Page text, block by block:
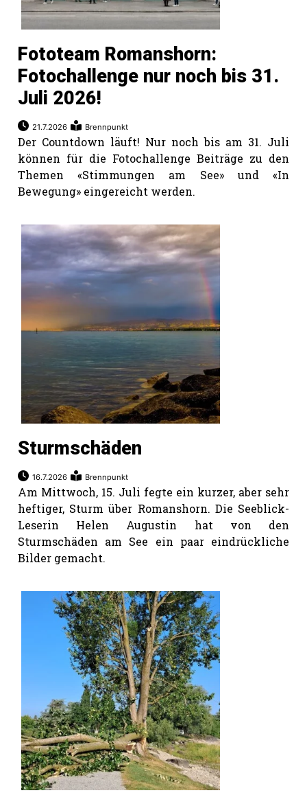
Fototeam Romanshorn:
Fotochallenge nur noch bis 31.
Juli 2026!
21.7.2026 Brennpunkt
Der Countdown läuft! Nur noch bis am 31. Juli
können für die Fotochallenge Beiträge zu den
Themen «Stimmungen am See» und «In
Bewegung» eingereicht werden.
Sturmschäden
16.7.2026 Brennpunkt
Am Mittwoch, 15. Juli fegte ein kurzer, aber sehr
heftiger, Sturm über Romanshorn. Die Seeblick-
Leserin Helen Augustin hat von den
Sturmschäden am See ein paar eindrückliche
Bilder gemacht.